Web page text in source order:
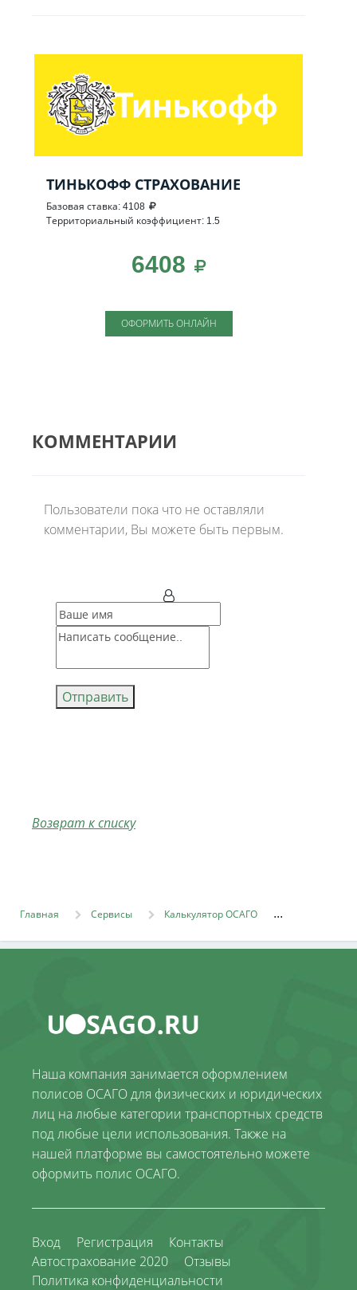
ТИНЬКОФФ СТРАХОВАНИЕ
Базовая ставка: 4108
Территориальный коэффициент: 1.5
6408
ОФОРМИТЬ ОНЛАЙН
КОММЕНТАРИИ
Пользователи пока что не оставляли
комментарии, Вы можете быть первым.
Отправить
Возврат к списку
Главная Сервисы Калькулятор ОСАГО
Наша компания занимается оформлением
полисов ОСАГО для физических и юридических
лиц на любые категории транспортных средств
под любые цели использования. Также на
нашей платформе вы самостоятельно можете
оформить полис ОСАГО.
Вход Регистрация
Контакты
Автострахование 2020
Отзывы
Политика конфиденциальности